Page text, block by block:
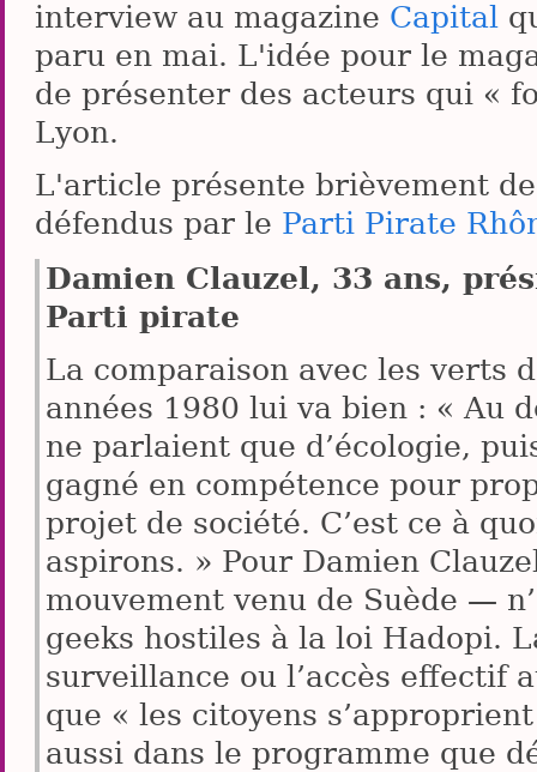
interview au magazine Capital
paru en mai. L'idée pour le
de présenter des acteurs qui «
Lyon.
L'article présente brièvement
défendus par le Parti Pirate
Damien Clauzel, 33 ans,
Parti pirate
La comparaison avec les verts
années 1980 lui va bien : « Au
ne parlaient que d’écologie,
gagné en compétence pour
projet de société. C’est ce à
aspirons. » Pour Damien
mouvement venu de Suède —
geeks hostiles à la loi Hadopi.
surveillance ou l’accès effectif
que « les citoyens
aussi dans le programme que